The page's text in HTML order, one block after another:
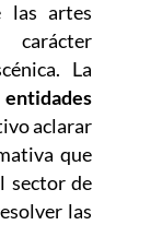
las artes
La
aclarar
que
sector de
las